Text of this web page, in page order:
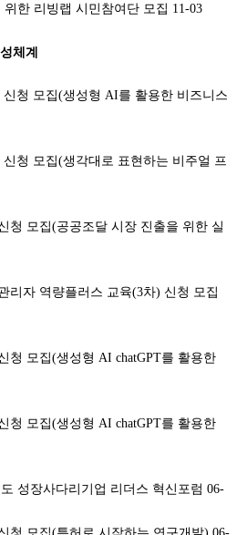
한 리빙랩 시민참여단 모집 11-03
체계
청 모집(생성형 AI를 활용한 비즈니스
청 모집(생각대로 표현하는 비주얼 프
청 모집(공공조달 시장 진출을 위한 실
리자 역량플러스 교육(3차) 신청 모집
청 모집(생성형 AI chatGPT를 활용한
청 모집(생성형 AI chatGPT를 활용한
성장사다리기업 리더스 혁신포럼 06-